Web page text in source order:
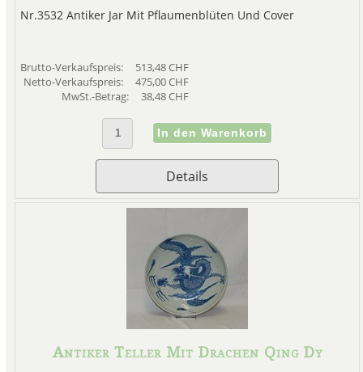
Nr.3532 Antiker Jar Mit Pflaumenblüten Und Cover
Brutto-Verkaufspreis:
513,48 CHF
Netto-Verkaufspreis:
475,00 CHF
MwSt.-Betrag:
38,48 CHF
Details
Antiker Teller Mit Drachen Qing Dy